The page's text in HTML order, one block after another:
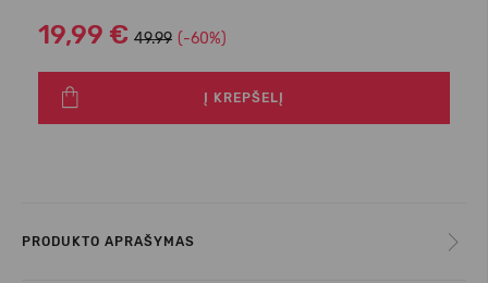
19,99 € 49.99 (-60%)
Į KREPŠELĮ
PRODUKTO APRAŠYMAS